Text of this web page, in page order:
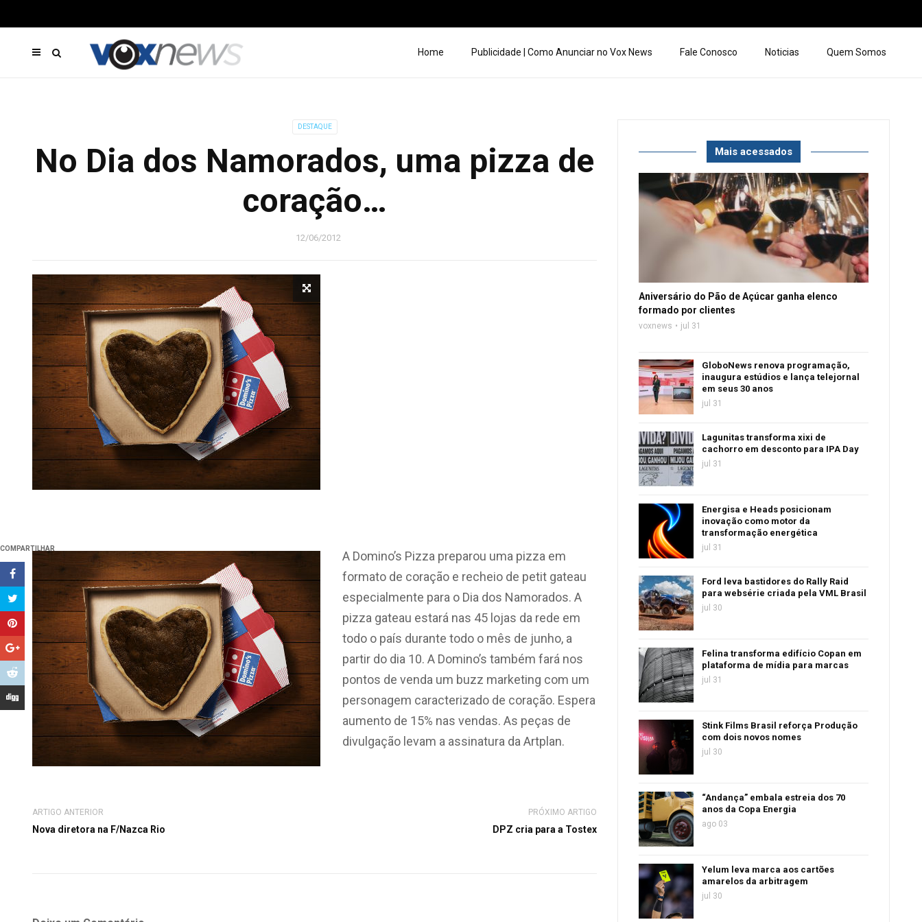
Home Publicidade | Como Anunciar no Vox News Fale Conosco Noticias Quem Somos
DESTAQUE
No Dia dos Namorados, uma pizza de
coração…
12/06/2012
COMPARTILHAR
A Domino’s Pizza preparou uma pizza em
formato de coração e recheio de petit gateau
especialmente para o Dia dos Namorados. A
pizza gateau estará nas 45 lojas da rede em
todo o país durante todo o mês de junho, a
partir do dia 10. A Domino’s também fará nos
pontos de venda um buzz marketing com um
personagem caracterizado de coração. Espera
aumento de 15% nas vendas. As peças de
divulgação levam a assinatura da Artplan.
ARTIGO ANTERIOR
Nova diretora na F/Nazca Rio
PRÓXIMO ARTIGO
DPZ cria para a Tostex
Mais acessados
Aniversário do Pão de Açúcar ganha elenco
formado por clientes
voxnews jul 31
GloboNews renova programação,
inaugura estúdios e lança telejornal
em seus 30 anos
jul 31
Lagunitas transforma xixi de
cachorro em desconto para IPA Day
jul 31
Energisa e Heads posicionam
inovação como motor da
transformação energética
jul 31
Ford leva bastidores do Rally Raid
para websérie criada pela VML Brasil
jul 30
Felina transforma edifício Copan em
plataforma de mídia para marcas
jul 31
Stink Films Brasil reforça Produção
com dois novos nomes
jul 30
“Andança” embala estreia dos 70
anos da Copa Energia
ago 03
Yelum leva marca aos cartões
amarelos da arbitragem
jul 30